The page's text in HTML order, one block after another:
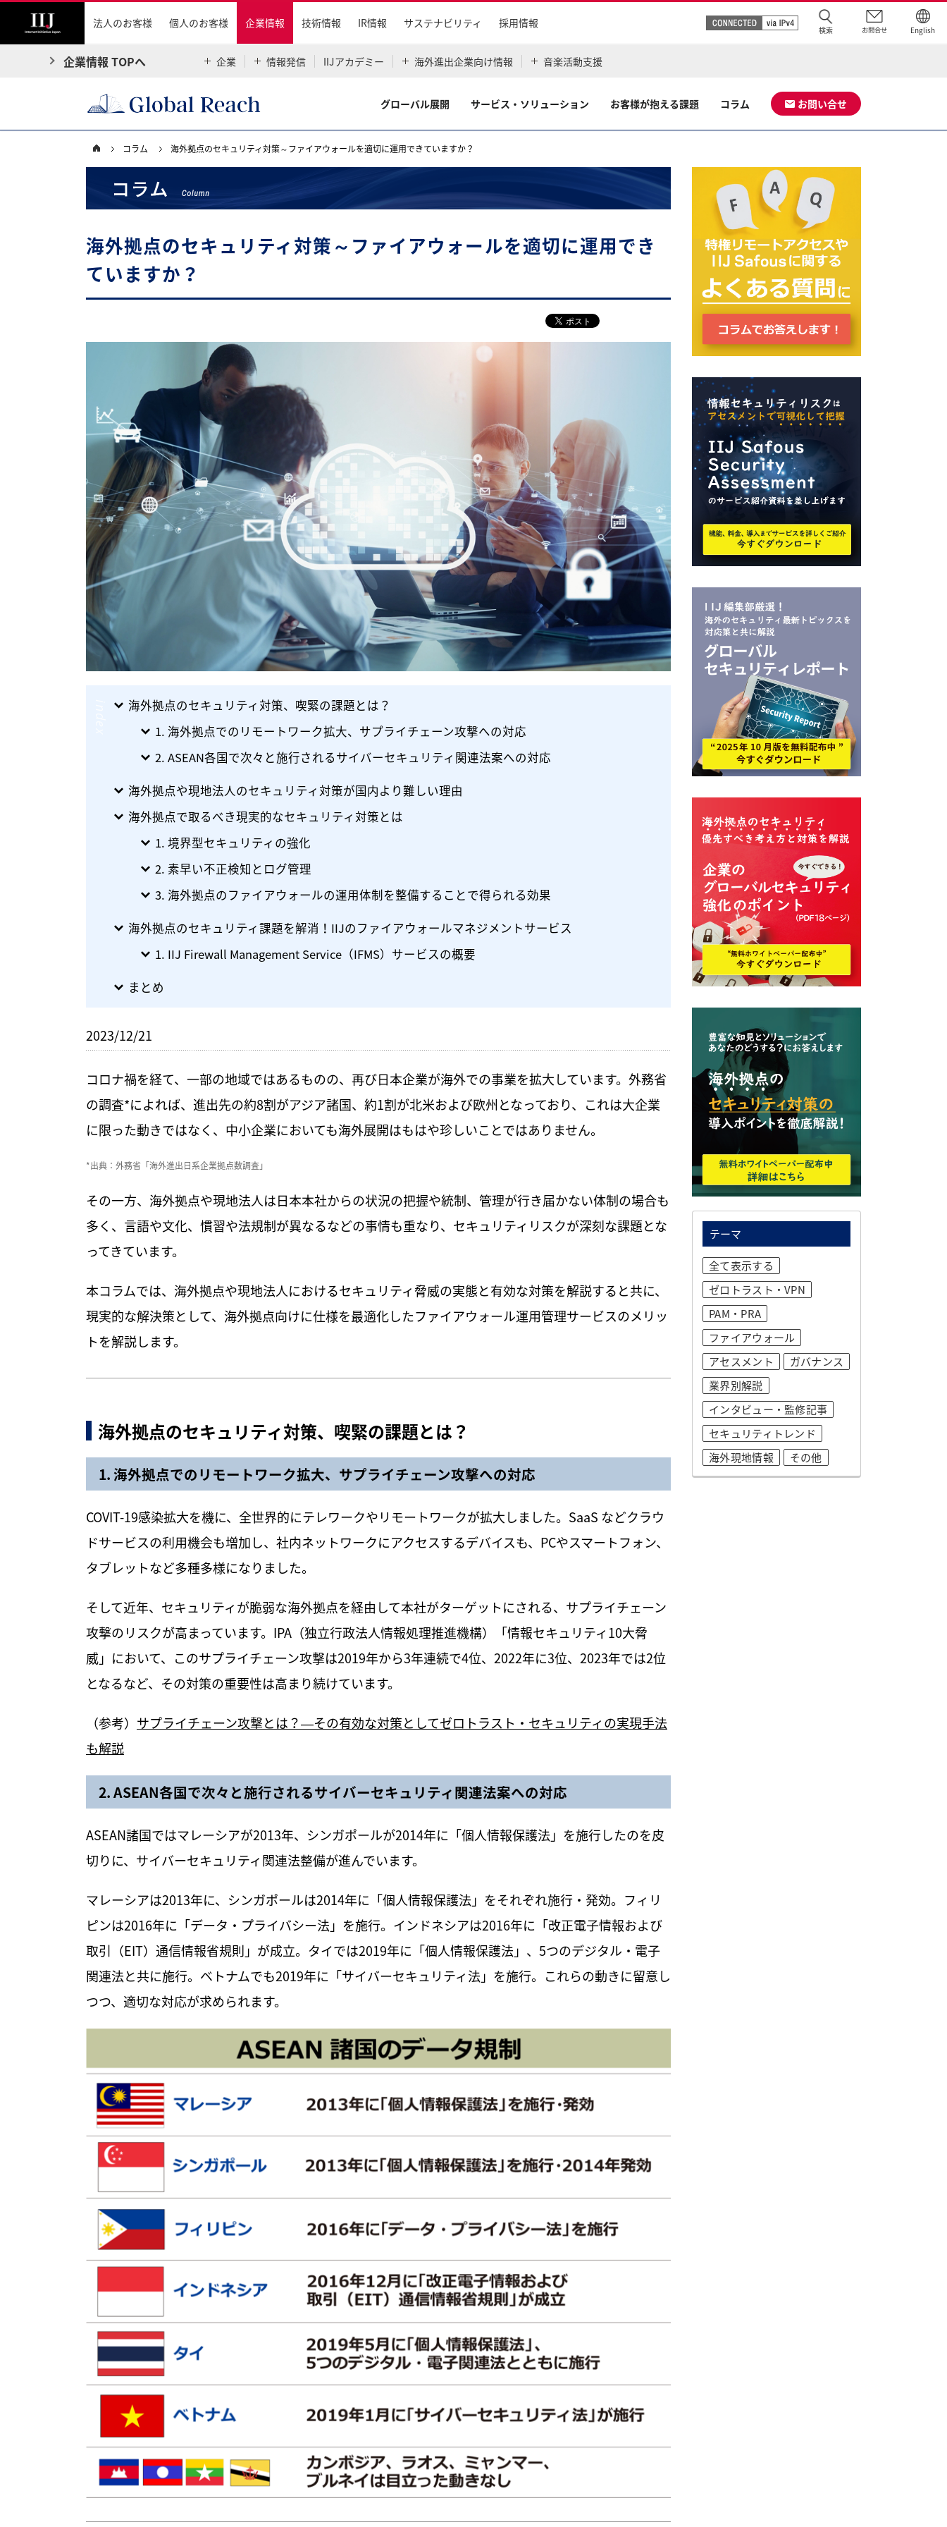
法人のお客様 個人のお客様 企業情報 技術情報 IR情報 サステナビリティ 採用情報
検索 お問合せ English
企業情報 TOPへ 企業 情報発信 IIJアカデミー 海外進出企業向け情報 音楽活動支援
グローバル展開 サービス・ソリューション お客様が抱える課題 コラム お問い合せ
コラム 海外拠点のセキュリティ対策～ファイアウォールを適切に運用できていますか？
海外拠点のセキュリティ対策～ファイアウォールを適切に運用でき
ていますか？
海外拠点のセキュリティ対策、喫緊の課題とは？
1. 海外拠点でのリモートワーク拡大、サプライチェーン攻撃への対応
2. ASEAN各国で次々と施行されるサイバーセキュリティ関連法案への対応
海外拠点や現地法人のセキュリティ対策が国内より難しい理由
海外拠点で取るべき現実的なセキュリティ対策とは
1. 境界型セキュリティの強化
2. 素早い不正検知とログ管理
3. 海外拠点のファイアウォールの運用体制を整備することで得られる効果
海外拠点のセキュリティ課題を解消！IIJのファイアウォールマネジメントサービス
1. IIJ Firewall Management Service（IFMS）サービスの概要
まとめ
2023/12/21
コロナ禍を経て、一部の地域ではあるものの、再び日本企業が海外での事業を拡大しています。外務省
の調査*によれば、進出先の約8割がアジア諸国、約1割が北米および欧州となっており、これは大企業
に限った動きではなく、中小企業においても海外展開はもはや珍しいことではありません。
*出典：外務省「海外進出日系企業拠点数調査」
その一方、海外拠点や現地法人は日本本社からの状況の把握や統制、管理が行き届かない体制の場合も
多く、言語や文化、慣習や法規制が異なるなどの事情も重なり、セキュリティリスクが深刻な課題とな
ってきています。
本コラムでは、海外拠点や現地法人におけるセキュリティ脅威の実態と有効な対策を解説すると共に、
現実的な解決策として、海外拠点向けに仕様を最適化したファイアウォール運用管理サービスのメリッ
トを解説します。
海外拠点のセキュリティ対策、喫緊の課題とは？
1. 海外拠点でのリモートワーク拡大、サプライチェーン攻撃への対応
COVIT-19感染拡大を機に、全世界的にテレワークやリモートワークが拡大しました。SaaS などクラウ
ドサービスの利用機会も増加し、社内ネットワークにアクセスするデバイスも、PCやスマートフォン、
タブレットなど多種多様になりました。
そして近年、セキュリティが脆弱な海外拠点を経由して本社がターゲットにされる、サプライチェーン
攻撃のリスクが高まっています。IPA（独立行政法人情報処理推進機構）「情報セキュリティ10大脅
威」において、このサプライチェーン攻撃は2019年から3年連続で4位、2022年に3位、2023年では2位
となるなど、その対策の重要性は高まり続けています。
（参考） サプライチェーン攻撃とは？―その有効な対策としてゼロトラスト・セキュリティの実現手法
も解説
2. ASEAN各国で次々と施行されるサイバーセキュリティ関連法案への対応
ASEAN諸国ではマレーシアが2013年、シンガポールが2014年に「個人情報保護法」を施行したのを皮
切りに、サイバーセキュリティ関連法整備が進んでいます。
マレーシアは2013年に、シンガポールは2014年に「個人情報保護法」をそれぞれ施行・発効。フィリ
ピンは2016年に「データ・プライバシー法」を施行。インドネシアは2016年に「改正電子情報および
取引（EIT）通信情報省規則」が成立。タイでは2019年に「個人情報保護法」、5つのデジタル・電子
関連法と共に施行。ベトナムでも2019年に「サイバーセキュリティ法」を施行。これらの動きに留意し
つつ、適切な対応が求められます。
テーマ
全て表示する
ゼロトラスト・VPN
PAM・PRA
ファイアウォール
アセスメント
ガバナンス
業界別解説
インタビュー・監修記事
セキュリティトレンド
海外現地情報
その他